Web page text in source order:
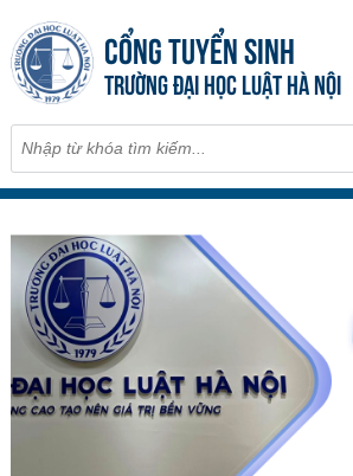
CỔNG TUYỂN SINH
TRƯỜNG ĐẠI HỌC LUẬT HÀ NỘI